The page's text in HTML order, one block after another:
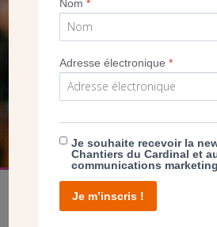
SEUL VOTRE DON
NOUS PERMET D’AGIR
Nom*
Adresse électronique*
Je souhaite recevoir la
Chantiers du Cardinal et
communications marketing
Je m’inscris !